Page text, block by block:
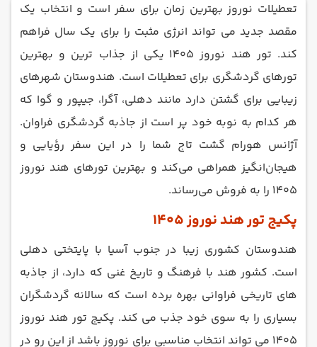
تعطیلات نوروز بهترین زمان برای سفر است و انتخاب یک
مقصد جدید می تواند انرژی مثبت را برای یک سال فراهم
کند. تور هند نوروز 1405 یکی از جذاب ترین و بهترین
تورهای گردشگری برای تعطیلات است. هندوستان شهرهای
زیبایی برای گشتن دارد مانند دهلی، آگرا، جیپور و گوا که
هر کدام به نوبه خود پر است از جاذبه گردشگری فراوان.
آژانس هورام گشت تاج شما را در این سفر رؤیایی و
هیجان‌انگیز همراهی می‌کند و بهترین تورهای هند نوروز
1405 را به فروش می‌رساند.
پکیج تور هند نوروز 1405
هندوستان کشوری زیبا در جنوب آسیا با پایتختی دهلی
است. کشور هند با فرهنگ و تاریخ غنی که دارد، از جاذبه
های تاریخی فراوانی بهره برده است که سالانه گردشگران
بسیاری را به سوی خود جذب می کند. پکیج تور هند نوروز
1405 می تواند انتخاب مناسبی برای نوروز باشد از این رو در